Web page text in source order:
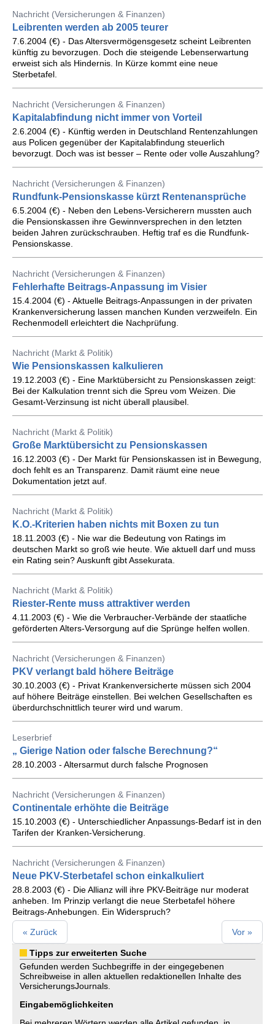
Nachricht (Versicherungen & Finanzen)
Leibrenten werden ab 2005 teurer
7.6.2004 (€) - Das Altersvermögensgesetz scheint Leibrenten
künftig zu bevorzugen. Doch die steigende Lebenserwartung
erweist sich als Hindernis. In Kürze kommt eine neue
Sterbetafel.
Nachricht (Versicherungen & Finanzen)
Kapitalabfindung nicht immer von Vorteil
2.6.2004 (€) - Künftig werden in Deutschland Rentenzahlungen
aus Policen gegenüber der Kapitalabfindung steuerlich
bevorzugt. Doch was ist besser – Rente oder volle Auszahlung?
Nachricht (Versicherungen & Finanzen)
Rundfunk-Pensionskasse kürzt Rentenansprüche
6.5.2004 (€) - Neben den Lebens-Versicherern mussten auch
die Pensionskassen ihre Gewinnversprechen in den letzten
beiden Jahren zurückschrauben. Heftig traf es die Rundfunk-
Pensionskasse.
Nachricht (Versicherungen & Finanzen)
Fehlerhafte Beitrags-Anpassung im Visier
15.4.2004 (€) - Aktuelle Beitrags-Anpassungen in der privaten
Krankenversicherung lassen manchen Kunden verzweifeln. Ein
Rechenmodell erleichtert die Nachprüfung.
Nachricht (Markt & Politik)
Wie Pensionskassen kalkulieren
19.12.2003 (€) - Eine Marktübersicht zu Pensionskassen zeigt:
Bei der Kalkulation trennt sich die Spreu vom Weizen. Die
Gesamt-Verzinsung ist nicht überall plausibel.
Nachricht (Markt & Politik)
Große Marktübersicht zu Pensionskassen
16.12.2003 (€) - Der Markt für Pensionskassen ist in Bewegung,
doch fehlt es an Transparenz. Damit räumt eine neue
Dokumentation jetzt auf.
Nachricht (Markt & Politik)
K.O.-Kriterien haben nichts mit Boxen zu tun
18.11.2003 (€) - Nie war die Bedeutung von Ratings im
deutschen Markt so groß wie heute. Wie aktuell darf und muss
ein Rating sein? Auskunft gibt Assekurata.
Nachricht (Markt & Politik)
Riester-Rente muss attraktiver werden
4.11.2003 (€) - Wie die Verbraucher-Verbände der staatliche
geförderten Alters-Versorgung auf die Sprünge helfen wollen.
Nachricht (Versicherungen & Finanzen)
PKV verlangt bald höhere Beiträge
30.10.2003 (€) - Privat Krankenversicherte müssen sich 2004
auf höhere Beiträge einstellen. Bei welchen Gesellschaften es
überdurchschnittlich teurer wird und warum.
Leserbrief
„ Gierige Nation oder falsche Berechnung?“
28.10.2003 - Altersarmut durch falsche Prognosen
Nachricht (Versicherungen & Finanzen)
Continentale erhöhte die Beiträge
15.10.2003 (€) - Unterschiedlicher Anpassungs-Bedarf ist in den
Tarifen der Kranken-Versicherung.
Nachricht (Versicherungen & Finanzen)
Neue PKV-Sterbetafel schon einkalkuliert
28.8.2003 (€) - Die Allianz will ihre PKV-Beiträge nur moderat
anheben. Im Prinzip verlangt die neue Sterbetafel höhere
Beitrags-Anhebungen. Ein Widerspruch?
« Zurück Vor »
Tipps zur erweiterten Suche
Gefunden werden Suchbegriffe in der eingegebenen
Schreibweise in allen aktuellen redaktionellen Inhalte des
VersicherungsJournals.
Eingabemöglichkeiten